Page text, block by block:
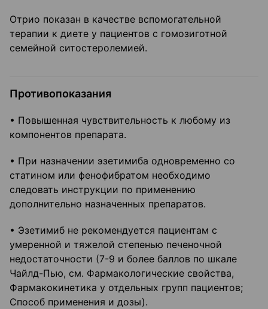
Отрио показан в качестве вспомогательной
терапии к диете у пациентов с гомозиготной
семейной ситостеролемией.
Противопоказания
• Повышенная чувствительность к любому из
компонентов препарата.
• При назначении эзетимиба одновременно со
статином или фенофибратом необходимо
следовать инструкции по применению
дополнительно назначенных препаратов.
• Эзетимиб не рекомендуется пациентам с
умеренной и тяжелой степенью печеночной
недостаточности (7-9 и более баллов по шкале
Чайлд-Пью, см. Фармакологические свойства,
Фармакокинетика у отдельных групп пациентов;
Способ применения и дозы).